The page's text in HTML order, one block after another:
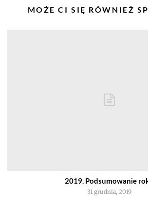
PODOBNE
MOŻE CI SIĘ RÓWNIEŻ
2019. Podsumowanie
31 grudnia, 2019